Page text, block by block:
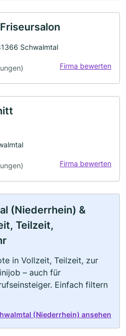
Schwalmtal
Firma bewerten
Firma bewerten
(Niederrhein) &
Teilzeit,
in Vollzeit, Teilzeit, zur
– auch für
Einfach filtern
(Niederrhein) ansehen